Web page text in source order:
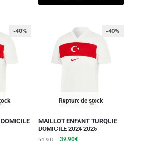
-40%
Rupture de stock
-40%
MAILLOT ENFANT TURQUIE
DOMICILE 2024 2025
64.90€ 39.90€